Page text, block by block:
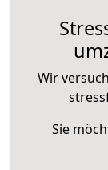
Wir
Sie